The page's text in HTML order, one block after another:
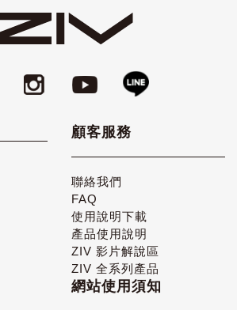
顧客服務
聯絡我們
FAQ
使用說明下載
產品使用說明
ZIV 影片解說區
ZIV 全系列產品
網站使用須知